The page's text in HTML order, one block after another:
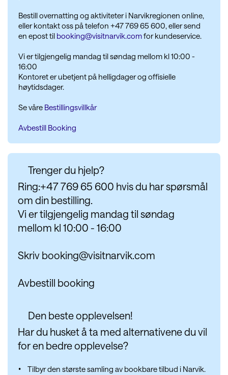
Bestill overnatting og aktiviteter i Narvikregionen online,
eller kontakt oss på telefon +47 769 65 600, eller send
en epost til booking@visitnarvik.comfor kundeservice.
Vi er tilgjengelig mandag til søndag mellom kl 10:00 -
16:00
Kontoret er ubetjent på helligdager og offisielle
høytidsdager.
Se våre Bestillingsvillkår
Avbestill Booking
Trenger du hjelp?
Ring:+47 769 65 600 hvis du har spørsmål
om din bestilling.
Vi er tilgjengelig mandag til søndag
mellom kl 10:00 - 16:00
Skriv booking@visitnarvik.com
Avbestill booking
Den beste opplevelsen!
Har du husket å ta med alternativene du vil
for en bedre opplevelse?
Tilbyr den største samling av bookbare tilbud i Narvik.